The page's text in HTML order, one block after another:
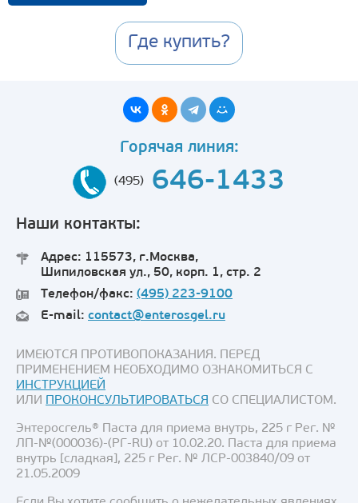
Где купить?
Горячая линия:
(495) 646-1433
Наши контакты:
Адрес: 115573, г.Москва,
Шипиловская ул., 50, корп. 1, стр. 2
Телефон/факс: (495) 223-9100
E-mail: contact@enterosgel.ru
ИМЕЮТСЯ ПРОТИВОПОКАЗАНИЯ. ПЕРЕД
ПРИМЕНЕНИЕМ НЕОБХОДИМО ОЗНАКОМИТЬСЯ С
ИНСТРУКЦИЕЙ
ИЛИ ПРОКОНСУЛЬТИРОВАТЬСЯ СО СПЕЦИАЛИСТОМ.
Энтеросгель® Паста для приема внутрь, 225 г Рег. №
ЛП-№(000036)-(РГ-RU) от 10.02.20. Паста для приема
внутрь [сладкая], 225 г Рег. № ЛСР-003840/09 от
21.05.2009